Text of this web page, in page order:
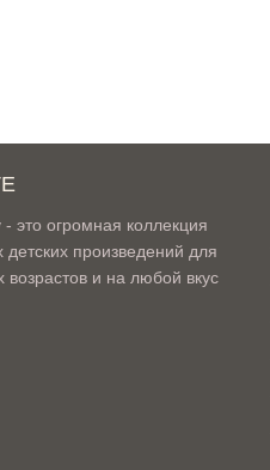
это огромная коллекция
детских произведений для
возрастов и на любой вкус